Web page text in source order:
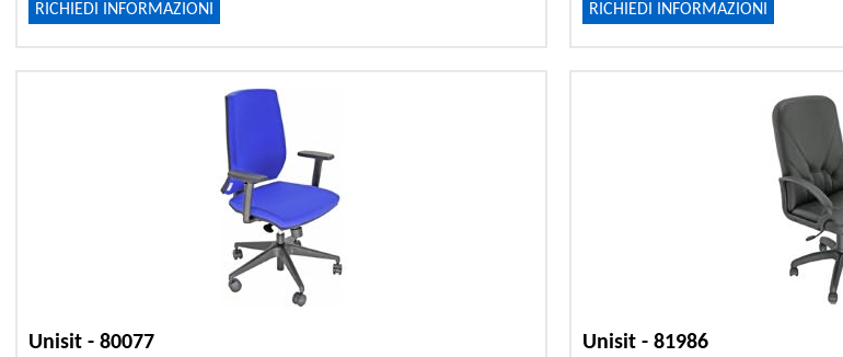
RICHIEDI INFORMAZIONI RICHIEDI INFORMAZIONI
Unisit - 80077 Unisit - 81986